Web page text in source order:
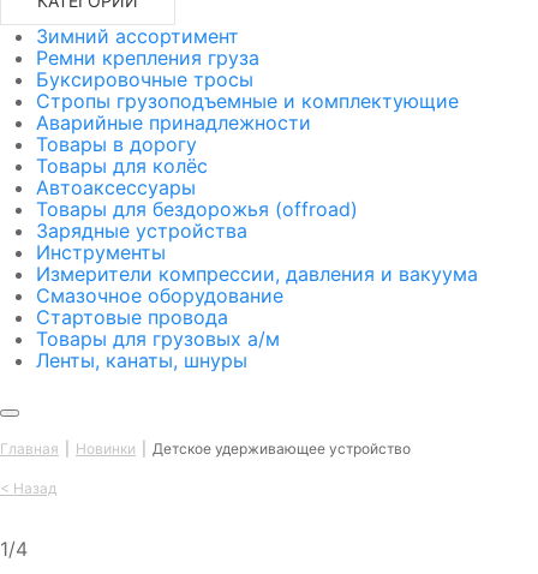
Зимний ассортимент
Ремни крепления груза
Буксировочные тросы
Стропы грузоподъемные и комплектующие
Аварийные принадлежности
Товары в дорогу
Товары для колёс
Автоаксессуары
Товары для бездорожья (offroad)
Зарядные устройства
Инструменты
Измерители компрессии, давления и вакуума
Смазочное оборудование
Стартовые провода
Товары для грузовых а/м
Ленты, канаты, шнуры
Главная Новинки Детское удерживающее устройство
< Назад
1/4